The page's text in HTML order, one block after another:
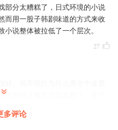
部分太糟糕了，日式环境的小说
而用一股子韩剧味道的方式来收
小说整体被拉低了一个层次。
27
患者吗？男主父亲再婚了，死了
主角抚养妹妹，有意思吗？ 都
多评论